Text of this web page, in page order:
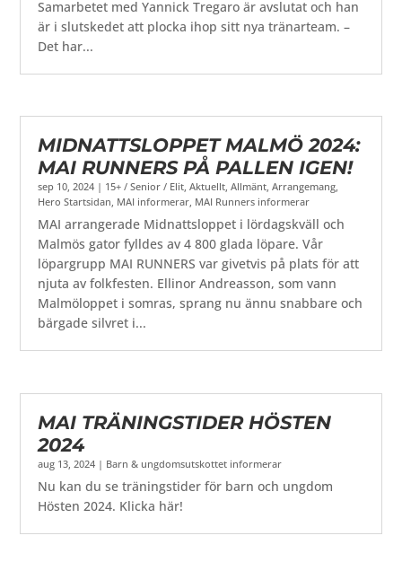
Samarbetet med Yannick Tregaro är avslutat och han
är i slutskedet att plocka ihop sitt nya tränarteam. –
Det har...
MIDNATTSLOPPET MALMÖ 2024:
MAI RUNNERS PÅ PALLEN IGEN!
sep 10, 2024 | 15+ / Senior / Elit,Aktuellt,Allmänt,Arrangemang,
Hero Startsidan, MAI informerar, MAI Runners informerar
MAI arrangerade Midnattsloppet i lördagskväll och
Malmös gator fylldes av 4 800 glada löpare. Vår
löpargrupp MAI RUNNERS var givetvis på plats för att
njuta av folkfesten. Ellinor Andreasson, som vann
Malmöloppet i somras, sprang nu ännu snabbare och
bärgade silvret i...
MAI TRÄNINGSTIDER HÖSTEN
2024
aug 13, 2024 | Barn & ungdomsutskottet informerar
Nu kan du se träningstider för barn och ungdom
Hösten 2024. Klicka här!